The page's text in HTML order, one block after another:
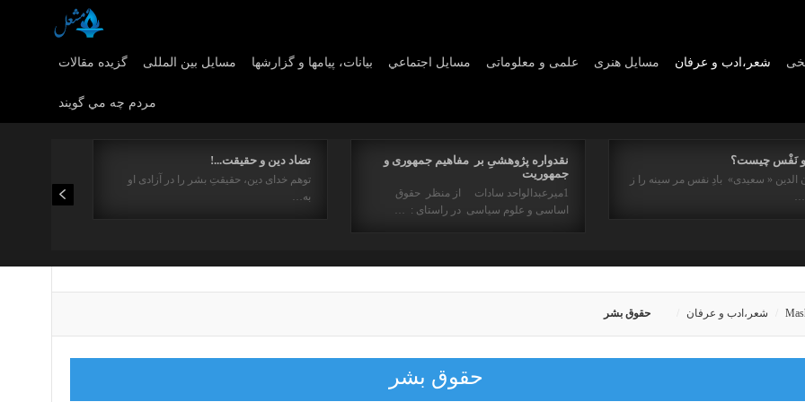
گزیده مقالات مسایل بین المللی بیانات، پیامها و گزارشها مسايل اجتماعي علمی و معلوماتی مسايل هنری شعر،ادب و عرفان
مردم چه مي گويند
تضاد دین و حقیقت...!
توهم خدای دین، حقیقتِ بشر را در آزادی او
به…
نقدواره پژوهشیِ بر مفاهیم جمهوری و
جمهوریت
1میرعبدالواحد سادات از منظر حقوق
اساسی و علوم سیاسی در راستای : …
و نَفْس چیست؟
الدین « سعیدی» بادِ نفس مر سینه را ز
شعر،ادب و عرفان حقوق بشر
حقوق بشر